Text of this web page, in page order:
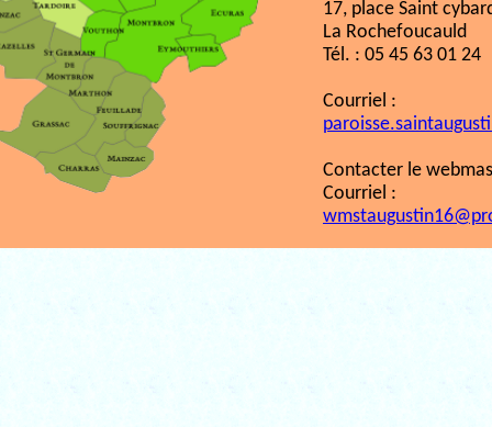
17, place Saint
La Rochefoucauld
Tél. : 05 45 63 01 24
Courriel :
Contacter le
Courriel :